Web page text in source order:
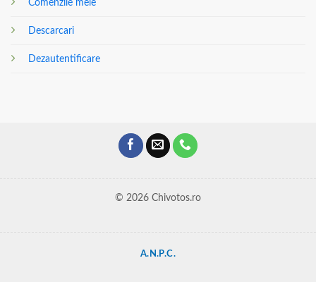
Comenzile mele
Descarcari
Dezautentificare
© 2026 Chivotos.ro
A.N.P.C.